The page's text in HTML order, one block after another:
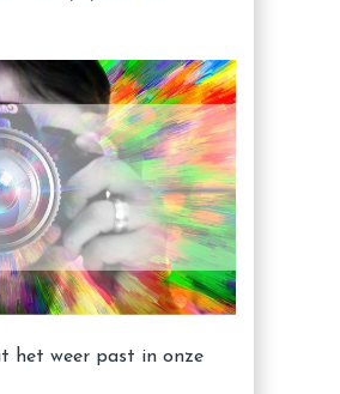
het weer past in onze